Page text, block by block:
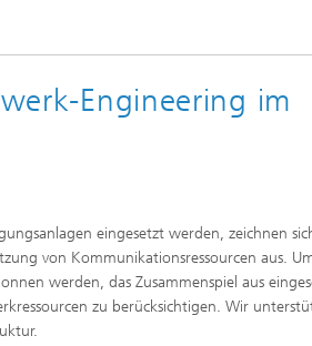
Engineering im
eingesetzt werden, zeichnen
von Kommunikationsressourcen aus.
werden, das Zusammenspiel aus
zu berücksichtigen. Wir